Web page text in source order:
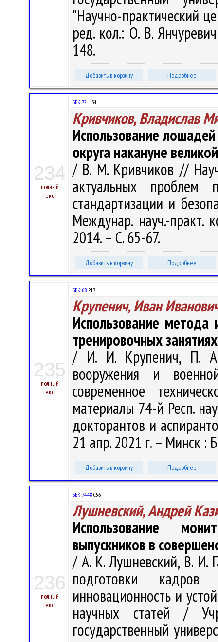
"Научно-практический
ред. кол.: О. В.
148.
Добавить в корзину Подробнее
234
полный
текст
ББК 72.Н34
Кривчиков, Владислав
Использование
округа накануне
/ В. М. Кривчиков //
актуальных проблем
стандартизации и
Междунар. науч.-
2014. – С. 65-67.
Добавить в корзину Подробнее
235
полный
текст
ББК 68.Р17
Крупенич, Иван
Использование
тренировочных
/ И. И. Крупенич, П.
вооружения и
современное
материалы 74-й Респ.
докторантов и
21 апр. 2021 г. – Минск :
Добавить в корзину Подробнее
236
полный
текст
ББК 74.48 С56
Лушневский, Андрей
Использование
выпускников в
/ А. К. Лушневский, В. И.
подготовки
инновационность и
научных статей /
государственный